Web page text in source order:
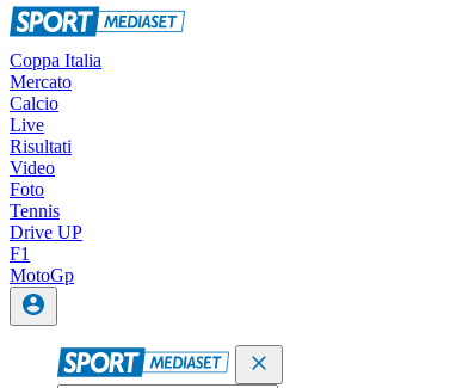
Coppa Italia
Mercato
Calcio
Live
Risultati
Video
Foto
Tennis
Drive UP
F1
MotoGp